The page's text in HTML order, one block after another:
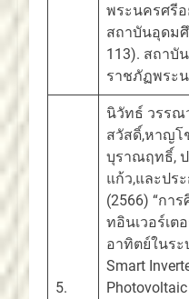
พระนครศรี
สถาบันอุดม
113). สถาบั
ราชภัฏพระ
5.
นิวัทธ์ วรรณ
สวัสดิ์,หาญโ
บุราณฤทธิ์,
แก้ว,และปร
(2566) “กา
ทอินเวอร์เต
อาทิตย์ในระ
Smart